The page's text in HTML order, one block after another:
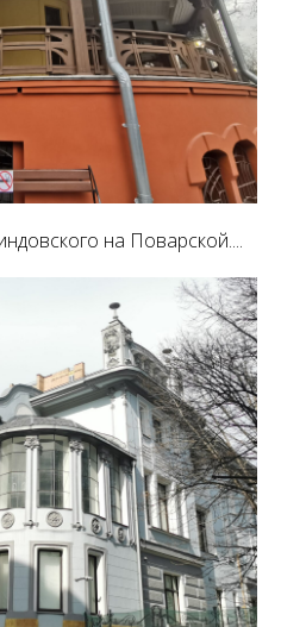
на Поварской....